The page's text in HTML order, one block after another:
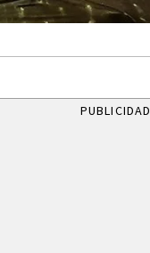
PUBLICIDAD